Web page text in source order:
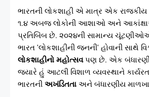
ભારતની લોકશાહી એ માત્ર એક રાજકીય
૧.૪ અબજ લોકોની આશાઓ અને
પ્રતિબિંબ છે. ૨૦૨૪ની સામાન્ય ચૂંટણીઓએ
ભારત 'લોકશાહીની જનની' હોવાની સાથે
લોકશાહીનો મહોત્સવપણ છે. એક
જ્યારે હું આટલી વિશાળ વ્યવસ્થાને
ભારતની અખંડિતતા અને બંધારણીય